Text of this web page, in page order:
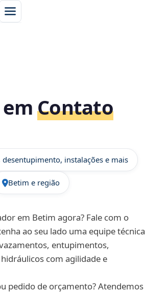
emContato
desentupimento, instalações e mais
Betim e região
em Betim agora? Fale com o
ao seu lado uma equipe técnica
entupimentos,
com agilidade e
pedido de orçamento? Atendemos